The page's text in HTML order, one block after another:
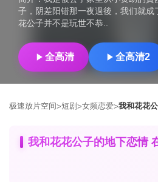
子，阴差阳错那一夜過後，我们就
花公子并不是玩世不恭..
全高清 全高清2
极速放片空间>短剧 >女频恋爱>我和花花
我和花花公子的地下恋情